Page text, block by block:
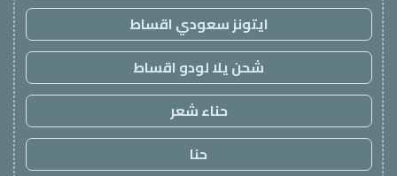
ايتونز سعودي اقساط
شحن يلا لودو اقساط
حناء شعر
حنا